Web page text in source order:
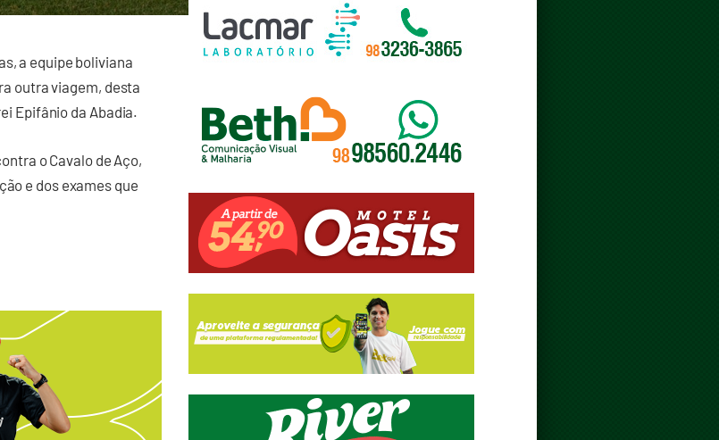
a equipe boliviana
outra viagem, desta
Epifânio da Abadia.
o Cavalo de Aço,
e dos exames que